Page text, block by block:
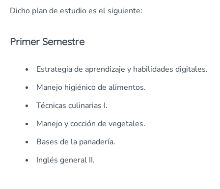
Dicho plan de estudio es el siguiente:
Primer Semestre
Estrategia de aprendizaje y habilidades digitales.
Manejo higiénico de alimentos.
Técnicas culinarias I.
Manejo y cocción de vegetales.
Bases de la panadería.
Inglés general II.